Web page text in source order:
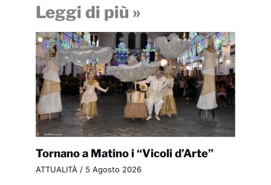
Leggi di più »
Tornano a Matino i “Vicoli d’Arte”
ATTUALITÀ / 5 Agosto 2026